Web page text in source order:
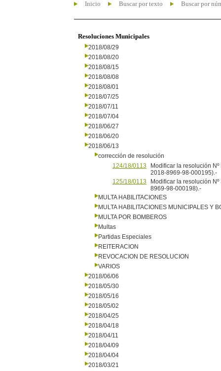
Inicio Buscar por texto Buscar por
Resoluciones Municipales
2018/08/29
2018/08/20
2018/08/15
2018/08/08
2018/08/01
2018/07/25
2018/07/11
2018/07/04
2018/06/27
2018/06/20
2018/06/13
corrección de resolución
124/18/0113
Modificar la resolución
2018-8969-98-000195).-
125/18/0113
Modificar la resolución
8969-98-000198).-
MULTA HABILITACIONES
MULTA HABILITACIONES MUNICIPALES Y
MULTA POR BOMBEROS
Multas
Partidas Especiales
REITERACION
REVOCACION DE RESOLUCION
VARIOS
2018/06/06
2018/05/30
2018/05/16
2018/05/02
2018/04/25
2018/04/18
2018/04/11
2018/04/09
2018/04/04
2018/03/21